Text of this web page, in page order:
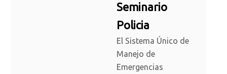
Seminario
Policia
El Sistema Único de
Manejo de
Emergencias